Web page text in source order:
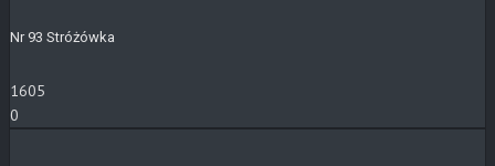
Nr 93 Stróżówka
1605
0